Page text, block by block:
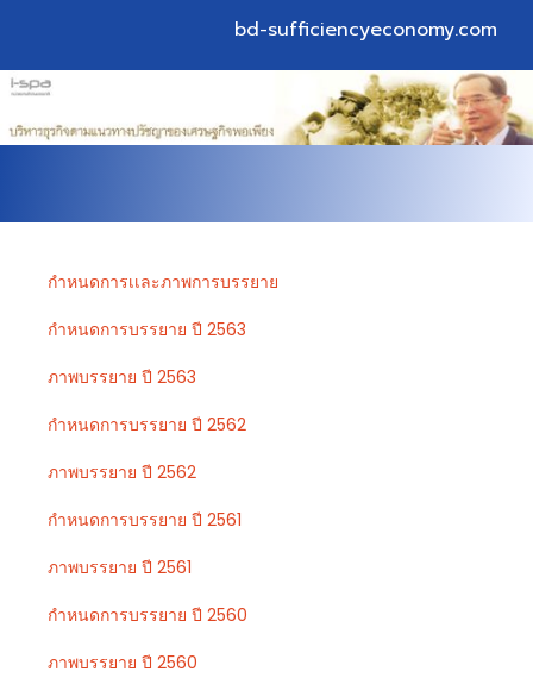
bd-sufficiencyeconomy.com
กำหนดการเเละภาพการบรรยาย
กำหนดการบรรยาย ปี 2563
ภาพบรรยาย ปี 2563
กำหนดการบรรยาย ปี 2562
ภาพบรรยาย ปี 2562
กำหนดการบรรยาย ปี 2561
ภาพบรรยาย ปี 2561
กำหนดการบรรยาย ปี 2560
ภาพบรรยาย ปี 2560